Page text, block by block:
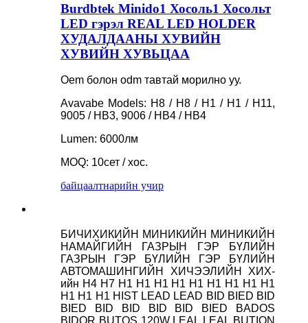
Burdbtek Minido1 Хосоль1 Хосольт
LED гэрэл REAL LED HOLDER
ХУДАЛДААНЫ ХУВИЙН
ХУВИЙН ХУВЬЦАА
Oem болон odm тавтай морилно уу.
Avavabe Models: H8 / H8 / H1 / H1 / H11,
9005 / HB3, 9006 / HB4 / HB4
Lumen: 6000лм
MOQ: 10сет / хос.
байцаалтнарийн учир
БИЧИХИКИЙН МИНИКИЙН МИНИКИЙН
НАМАЙГИЙН ГАЗРЫН ГЭР БҮЛИЙН
ГАЗРЫН ГЭР БҮЛИЙН ГЭР БҮЛИЙН
АВТОМАШИНГИЙН ХИЧЭЭЛИЙН ХИХ-
ийн H4 H7 H1 H1 H1 H1 H1 H1 H1 H1 H1
H1 H1 H1 HIST LEAD LEAD BID BIED BID
BIED BID BID BID BID BIED BADOS